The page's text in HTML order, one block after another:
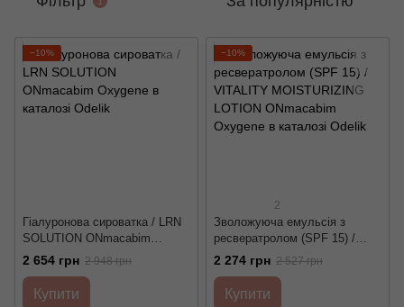
−10%
Гіалуронова сироватка / LRN
SOLUTION ONmacabim
Oxygene
2 654 грн 2 948 грн
Купити
−10%
2
Зволожуюча емульсія з
ресвератролом (SPF 15) /
VITALITY MOISTURIZING
LOTION ONmacabim Oxygene
2 274 грн 2 527 грн
Купити